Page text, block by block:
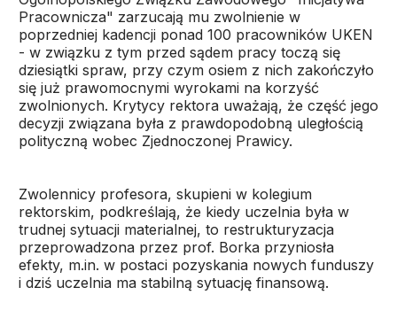
Pracownicza" zarzucają mu zwolnienie w
poprzedniej kadencji ponad 100 pracowników UKEN
- w związku z tym przed sądem pracy toczą się
dziesiątki spraw, przy czym osiem z nich zakończyło
się już prawomocnymi wyrokami na korzyść
zwolnionych. Krytycy rektora uważają, że część jego
decyzji związana była z prawdopodobną uległością
polityczną wobec Zjednoczonej Prawicy.
Zwolennicy profesora, skupieni w kolegium
rektorskim, podkreślają, że kiedy uczelnia była w
trudnej sytuacji materialnej, to restrukturyzacja
przeprowadzona przez prof. Borka przyniosła
efekty, m.in. w postaci pozyskania nowych funduszy
i dziś uczelnia ma stabilną sytuację finansową.